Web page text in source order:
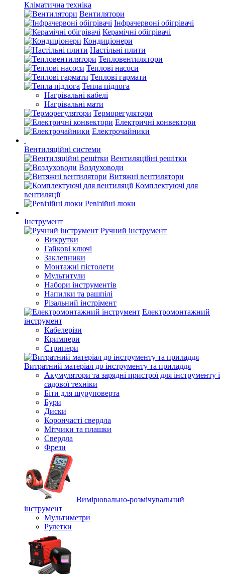
Кліматична техніка
Вентилятори
Інфрачервоні обігрівачі
Керамічні обігрівачі
Кондиціонери
Настільні плити
Тепловентилятори
Теплові насоси
Теплові гармати
Тепла підлога
Нагрівальні кабелі
Нагрівальні мати
Терморегулятори
Електричні конвектори
Електрочайники
Вентиляційні системи
Вентиляційні решітки
Воздуховоди
Витяжні вентилятори
Комплектуючі для
вентиляції
Ревізійні люки
Інструмент
Ручний інструмент
Викрутки
Гайкові ключі
Заклепники
Монтажні пістолети
Мультитули
Набори інструментів
Напилки та рашпілі
Різальний інстрімент
Електромонтажний
інструмент
Кабелерізи
Кримпери
Стрипери
Витратний матеріал до інструменту та приладдя
Акумулятори та зарядні пристрої для інструменту і
садової техніки
Біти для шуруповерта
Бури
Диски
Корончасті свердла
Мітчики та плашки
Свердла
Фрези
Вимірювально-розмічувальний
інструмент
Мультиметри
Рулетки